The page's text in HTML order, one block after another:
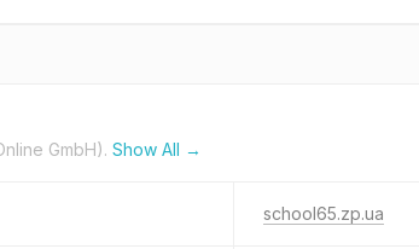
GmbH). Show All →
school65.zp.ua